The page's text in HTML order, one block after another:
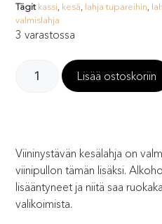
Tägit kassi kesä lahja tupareihin
valmislahja
3 varastossa
Lisää ostoskoriin
Viininystävän kesälahja on
viinipullon tämän lisäksi.
lisääntyneet ja niitä saa
valikoimista.